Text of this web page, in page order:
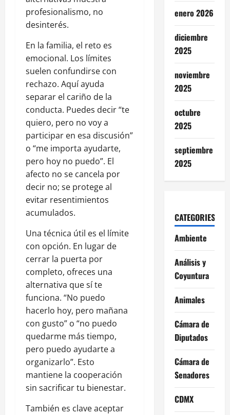
profesionalismo, no
desinterés.
En la familia, el reto es
emocional. Los límites
suelen confundirse con
rechazo. Aquí ayuda
separar el cariño de la
conducta. Puedes decir “te
quiero, pero no voy a
participar en esa discusión”
o “me importa ayudarte,
pero hoy no puedo”. El
afecto no se cancela por
decir no; se protege al
evitar resentimientos
acumulados.
Una técnica útil es el límite
con opción. En lugar de
cerrar la puerta por
completo, ofreces una
alternativa que sí te
funciona. “No puedo
hacerlo hoy, pero mañana
con gusto” o “no puedo
quedarme más tiempo,
pero puedo ayudarte a
organizarlo”. Esto
mantiene la cooperación
sin sacrificar tu bienestar.
También es clave aceptar
enero 2026
diciembre
2025
noviembre
2025
octubre
2025
septiembre
2025
CATEGORIES
Ambiente
Análisis y
Coyuntura
Animales
Cámara de
Diputados
Cámara de
Senadores
CDMX